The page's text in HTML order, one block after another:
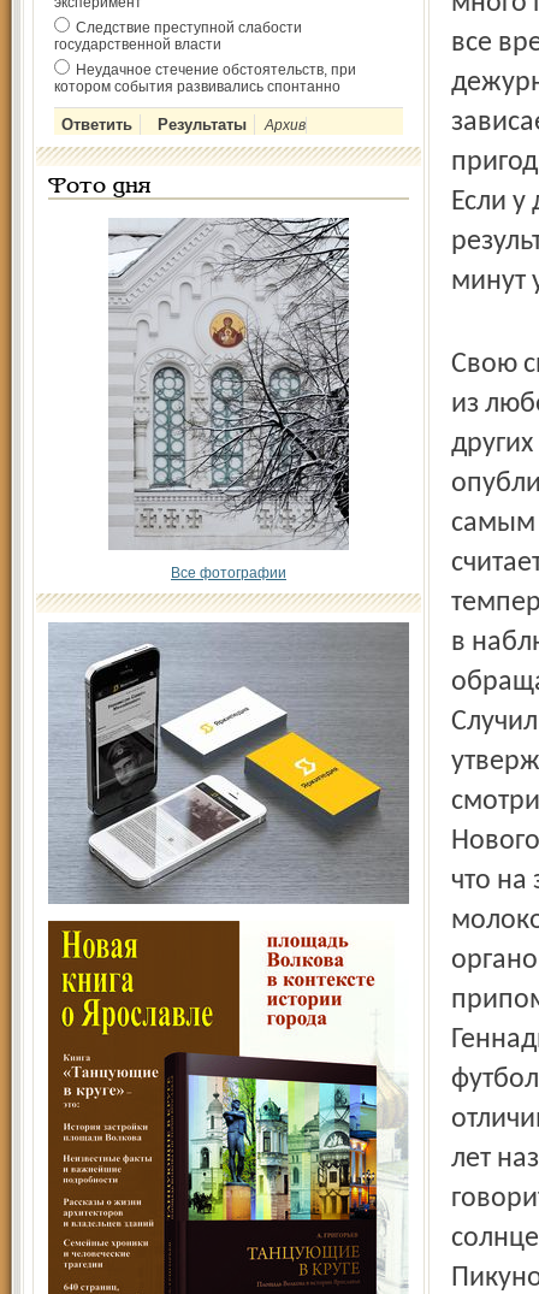
Следствие преступной слабости
государственной власти
Неудачное стечение обстоятельств, при
котором события развивались спонтанно
Архив
Фото дня
Все фотографии
все
Если у
минут
Свою
из
самым
в
что на
лет